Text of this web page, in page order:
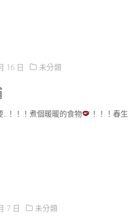
16 日 未分類
…！！！煮個暖暖的食物 ！！！​春生
7 日 未分類